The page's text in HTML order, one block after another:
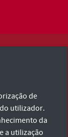
de
utilizador.
da
a utilização